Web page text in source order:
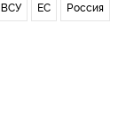
ВСУ ЕС Россия